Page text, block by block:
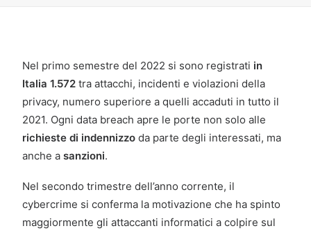
Nel primo semestre del 2022 si sono registrati in
Italia 1.572 tra attacchi, incidenti e violazioni della
privacy, numero superiore a quelli accaduti in tutto il
2021. Ogni data breach apre le porte non solo alle
richieste di indennizzo da parte degli interessati, ma
anche a sanzioni.
Nel secondo trimestre dell’anno corrente, il
cybercrime si conferma la motivazione che ha spinto
maggiormente gli attaccanti informatici a colpire sul